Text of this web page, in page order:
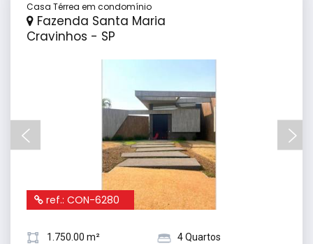
Casa Térrea em condomínio
Fazenda Santa Maria
Cravinhos - SP
ref.: CON-6280
1.750.00 m²
4 Quartos